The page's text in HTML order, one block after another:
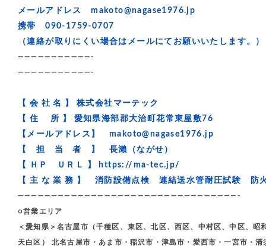
メールアドレス makoto@nagase1976.jp
携帯 090-1759-0707
（連絡が取りにくい場合はメールにてお願いいたします。）
———————————-
———————————-
【 会 社 名 】 株式会社マーテック
【 住 所 】 愛知県海部郡大治町花常東屋敷76
【メールアドレス】 makoto@nagase1976.jp
【 担 当 者 】 長瀨（ながせ）
【 ＨＰ ＵＲＬ 】 https://ma-tec.jp/
【 主 な 業 務 】 消防設備点検 連結送水管耐圧試験 防
—————————————————————————————————-
○営業エリア
＜愛知県＞名古屋市（千種区、東区、北区、西区、中村区、中区、
天白区） 北名古屋市・あま市・稲沢市・津島市・愛西市・一宮市・